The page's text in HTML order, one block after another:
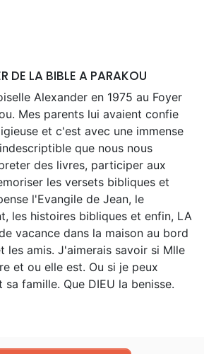
LA BIBLE A PARAKOU
Alexander en 1975 au Foyer
Mes parents lui avaient confie
et c'est avec une immense
que nous nous
des livres, participer aux
les versets bibliques et
l'Evangile de Jean, le
les histoires bibliques et enfin, LA
vacance dans la maison au bord
les amis. J'aimerais savoir si Mlle
et ou elle est. Ou si je peux
famille. Que DIEU la benisse.